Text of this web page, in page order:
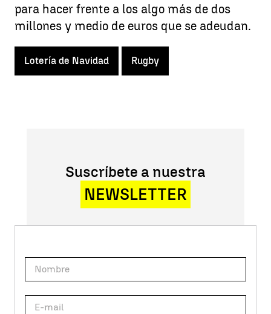
para hacer frente a los algo más de dos
millones y medio de euros que se adeudan.
Lotería de Navidad Rugby
Suscríbete a nuestra
NEWSLETTER